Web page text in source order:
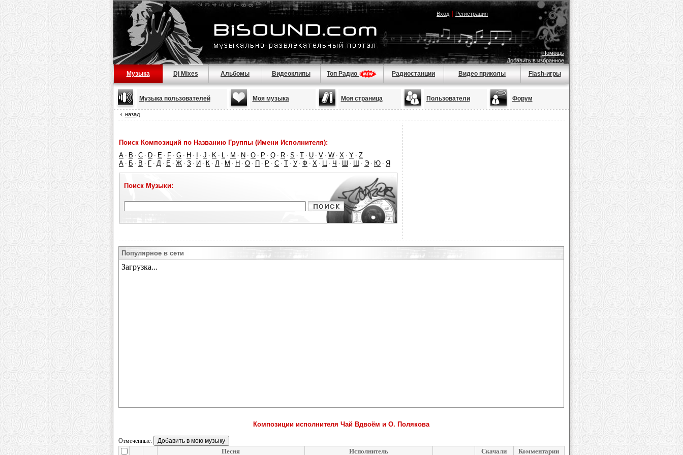
Вход| Регистрация
Помощь
Добавить в избранное
Музыка Dj Mixes Альбомы Видеоклипы Топ Радио Радиостанции Видео приколы Flash-игры
Музыка пользователей Моя музыка Моя страница Пользователи Форум
назад
Поиск Композиций по Названию Группы (Имени Исполнителя):
A · B · C · D · E · F · G · H · · J · K · L · M · N · O · P · Q · R · S · T · U · V · W · X · Y · Z
А · Б · В · Г · Д · Е · Ж · З · И · К · Л · М · Н · О · П · Р · С · Т · У · Ф · Х · Ц · Ч · Ш · Щ · Э · Ю · Я
Поиск Музыки:
Популярное в сети
Композиции исполнителя Чай Вдвоём и О. Полякова
Отмеченные:
Песня Исполнитель Скачали Комментарии